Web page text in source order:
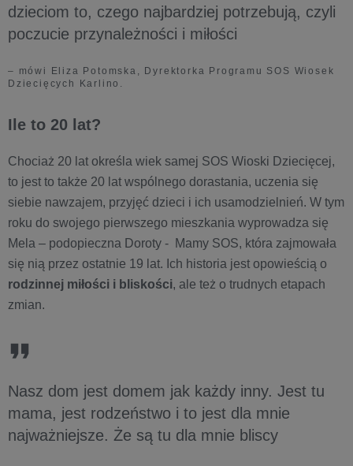
dzieciom to, czego najbardziej potrzebują, czyli
poczucie przynależności i miłości
– mówi Eliza Potomska, Dyrektorka Programu SOS Wiosek
Dziecięcych Karlino.
Ile to 20 lat?
Chociaż 20 lat określa wiek samej SOS Wioski Dziecięcej,
to jest to także 20 lat wspólnego dorastania, uczenia się
siebie nawzajem, przyjęć dzieci i ich usamodzielnień. W tym
roku do swojego pierwszego mieszkania wyprowadza się
Mela – podopieczna Doroty - Mamy SOS, która zajmowała
się nią przez ostatnie 19 lat. Ich historia jest opowieścią o
rodzinnej miłości i bliskości, ale też o trudnych etapach
zmian.
Nasz dom jest domem jak każdy inny. Jest tu
mama, jest rodzeństwo i to jest dla mnie
najważniejsze. Że są tu dla mnie bliscy